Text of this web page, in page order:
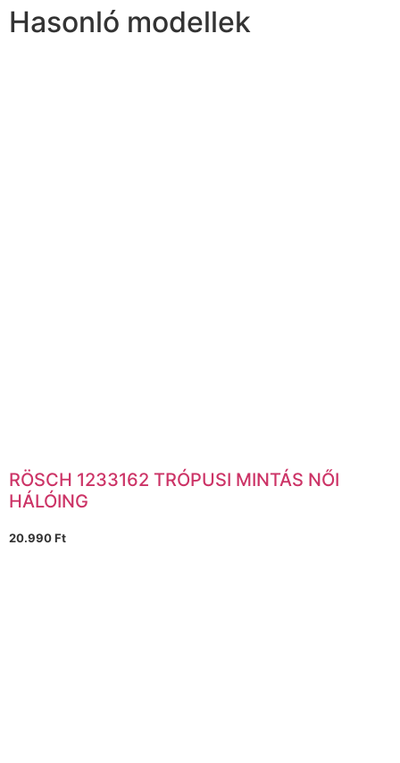
Hasonló modellek
RÖSCH 1233162 TRÓPUSI MINTÁS NŐI
HÁLÓING
20.990Ft